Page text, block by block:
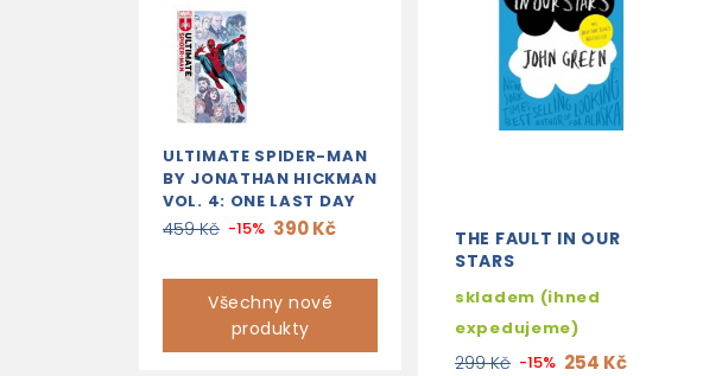
ULTIMATE SPIDER-MAN
BY JONATHAN HICKMAN
VOL. 4: ONE LAST DAY
459 Kč -15% 390 Kč
Všechny nové
produkty
THE FAULT IN OUR
STARS
skladem (ihned
expedujeme)
299 Kč -15% 254 Kč